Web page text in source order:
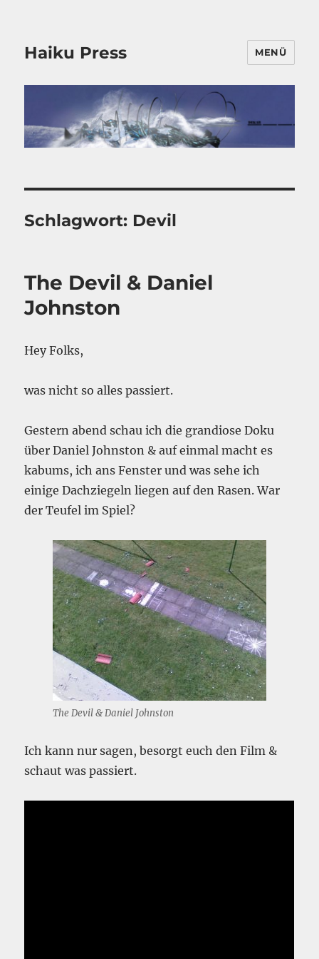
Haiku Press MENÜ
Schlagwort: Devil
The Devil & Daniel
Johnston
Hey Folks,
was nicht so alles passiert.
Gestern abend schau ich die grandiose Doku
über Daniel Johnston & auf einmal macht es
kabums, ich ans Fenster und was sehe ich
einige Dachziegeln liegen auf den Rasen. War
der Teufel im Spiel?
The Devil & Daniel Johnston
Ich kann nur sagen, besorgt euch den Film &
schaut was passiert.